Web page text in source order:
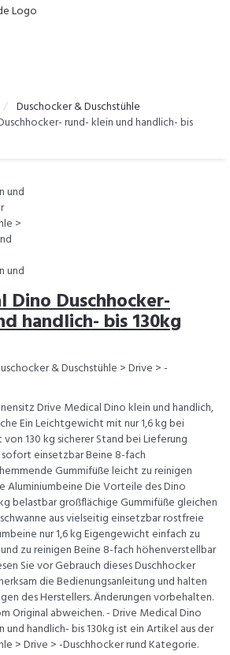
Duschocker & Duschstühle
rund- klein und handlich- bis
Dino Duschhocker-
handlich- bis 130kg
& Duschstühle > Drive > -
Drive Medical Dino klein und handlich,
Ein Leichtgewicht mit nur 1,6 kg bei
130 kg sicherer Stand bei Lieferung
einsetzbar Beine 8-fach
Gummifüße leicht zu reinigen
Die Vorteile des Dino
belastbar großflächige Gummifüße gleichen
aus vielseitig einsetzbar rostfreie
nur 1,6 kg Eigengewicht einfach zu
zu reinigen Beine 8-fach höhenverstellbar
Sie vor Gebrauch dieses Duschhocker
die Bedienungsanleitung und halten
des Herstellers. Änderungen vorbehalten.
Original abweichen. - Drive Medical Dino
und handlich- bis 130kg ist ein Artikel aus der
> Drive > -Duschhocker rund Kategorie.